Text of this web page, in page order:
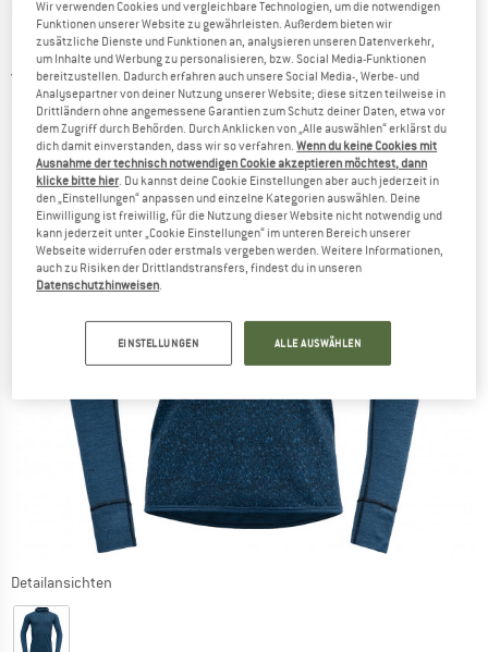
DEVOLD -Kvitegga Merino 230 Hoodie -
Merinoshirt
5,0(1)
Detailansichten
Wir verwenden Cookies und vergleichbare Technologien, um die notwendigen
Funktionen unserer Website zu gewährleisten. Außerdem bieten wir
zusätzliche Dienste und Funktionen an, analysieren unseren Datenverkehr,
um Inhalte und Werbung zu personalisieren, bzw. Social Media-Funktionen
bereitzustellen. Dadurch erfahren auch unsere Social Media-, Werbe- und
Analysepartner von deiner Nutzung unserer Website; diese sitzen teilweise in
Drittländern ohne angemessene Garantien zum Schutz deiner Daten, etwa vor
dem Zugriff durch Behörden. Durch Anklicken von „Alle auswählen“ erklärst du
dich damit einverstanden, dass wir so verfahren.Wenn du keine Cookies mit
Ausnahme der technisch notwendigen Cookie akzeptieren möchtest, dann
klicke bitte hier . Du kannst deine Cookie Einstellungen aber auch jederzeit in
den „Einstellungen“ anpassen und einzelne Kategorien auswählen. Deine
Einwilligung ist freiwillig, für die Nutzung dieser Website nicht notwendig und
kann jederzeit unter „Cookie Einstellungen“ im unteren Bereich unserer
Webseite widerrufen oder erstmals vergeben werden. Weitere Informationen,
auch zu Risiken der Drittlandstransfers, findest du in unseren
Datenschutzhinweisen
EINSTELLUNGEN ALLE AUSWÄHLEN